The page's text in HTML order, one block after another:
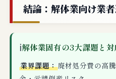
結論：解体業向け業
ℹ解体業固有の3大課題と
業界課題：廃材処分費の高